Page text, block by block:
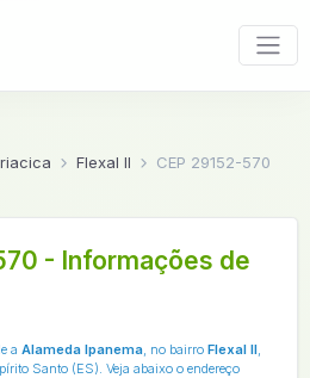
Flexal II CEP 29152-570
- Informações de
a Alameda Ipanema, no bairro Flexal II,
Santo (ES). Veja abaixo o endereço